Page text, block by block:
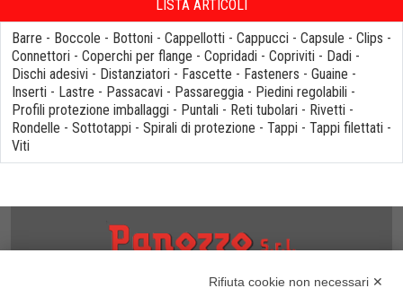
LISTA ARTICOLI
Barre - Boccole - Bottoni - Cappellotti - Cappucci - Capsule - Clips -
Connettori - Coperchi per flange - Copridadi - Copriviti - Dadi -
Dischi adesivi - Distanziatori - Fascette - Fasteners - Guaine -
Inserti - Lastre - Passacavi - Passareggia - Piedini regolabili -
Profili protezione imballaggi - Puntali - Reti tubolari - Rivetti -
Rondelle - Sottotappi - Spirali di protezione - Tappi - Tappi filettati -
Viti
NOTERifiuta cookie non necessari ✕